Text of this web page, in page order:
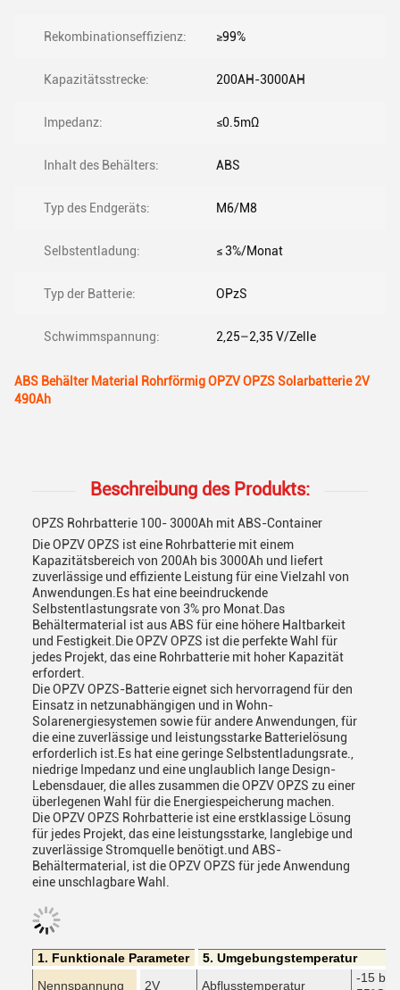
Rekombinationseffizienz: ≥99%
Kapazitätsstrecke: 200AH-3000AH
Impedanz: ≤0.5mΩ
Inhalt des Behälters: ABS
Typ des Endgeräts: M6/M8
Selbstentladung: ≤ 3%/Monat
Typ der Batterie: OPzS
Schwimmspannung: 2,25–2,35 V/Zelle
ABS Behälter Material Rohrförmig OPZV OPZS Solarbatterie 2V
490Ah
Beschreibung des Produkts:
OPZS Rohrbatterie 100- 3000Ah mit ABS-Container
Die OPZV OPZS ist eine Rohrbatterie mit einem
Kapazitätsbereich von 200Ah bis 3000Ah und liefert
zuverlässige und effiziente Leistung für eine Vielzahl von
Anwendungen.Es hat eine beeindruckende
Selbstentlastungsrate von 3% pro Monat.Das
Behältermaterial ist aus ABS für eine höhere Haltbarkeit
und Festigkeit.Die OPZV OPZS ist die perfekte Wahl für
jedes Projekt, das eine Rohrbatterie mit hoher Kapazität
erfordert.
Die OPZV OPZS-Batterie eignet sich hervorragend für den
Einsatz in netzunabhängigen und in Wohn-
Solarenergiesystemen sowie für andere Anwendungen, für
die eine zuverlässige und leistungsstarke Batterielösung
erforderlich ist.Es hat eine geringe Selbstentladungsrate.,
niedrige Impedanz und eine unglaublich lange Design-
Lebensdauer, die alles zusammen die OPZV OPZS zu einer
überlegenen Wahl für die Energiespeicherung machen.
Die OPZV OPZS Rohrbatterie ist eine erstklassige Lösung
für jedes Projekt, das eine leistungsstarke, langlebige und
zuverlässige Stromquelle benötigt.und ABS-
Behältermaterial, ist die OPZV OPZS für jede Anwendung
eine unschlagbare Wahl.
1. Funktionale Parameter
5. Umgebungstemperatur
Nennspannung
2V Abflusstemperatur
-15 bis